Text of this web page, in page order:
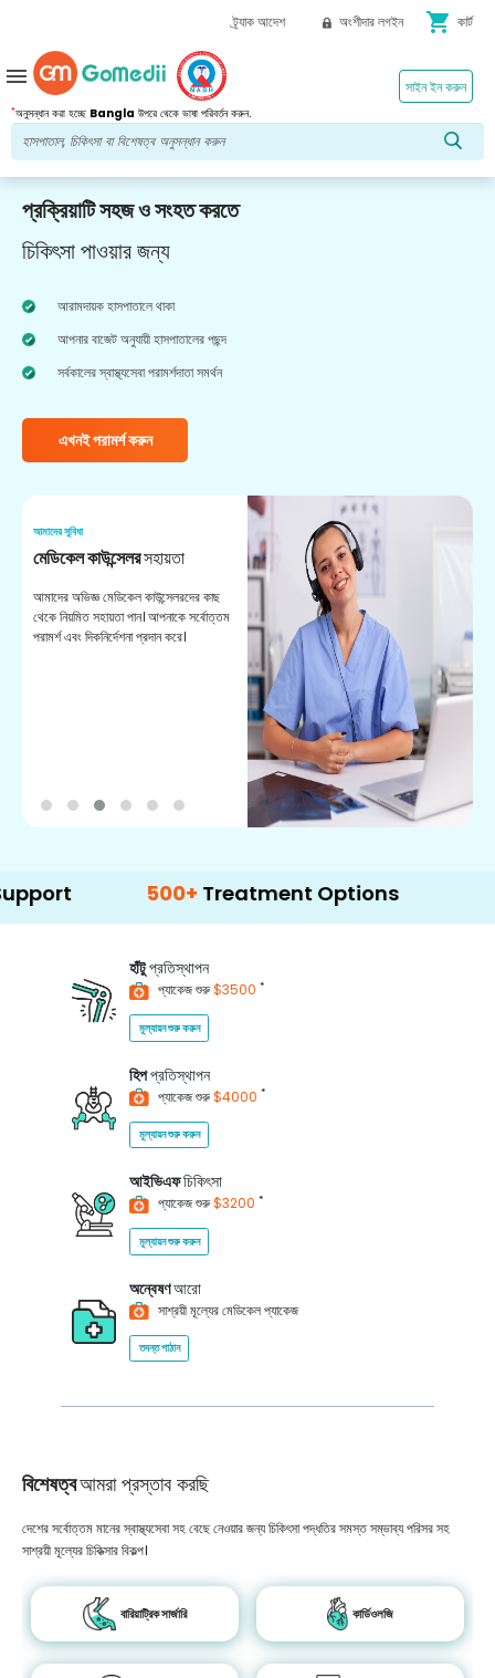
ট্র্যাক আদেশ অংশীদার লগইন shopping_cart কার্ট
*অনুসন্ধান করা হচ্ছে Bangla উপরে থেকে ভাষা পরিবর্তন করুন.
সাইন ইন করুন
menu
প্রক্রিয়াটি সহজ ও সংহত করতে
চিকিৎসা পাওয়ার জন্য
আরামদায়ক হাসপাতালে থাকা
আপনার বাজেট অনুযায়ী হাসপাতালের পছন্দ
সর্বকালের স্বাস্থ্যসেবা পরামর্শদাতা সমর্থন
এখনই পরামর্শ করুন
আমাদের সুবিধা
মেডিকেল কাউন্সেলরসহায়তা
আমাদের অভিজ্ঞ মেডিকেল কাউন্সেলরদের কাছ
থেকে নিয়মিত সহায়তা পান। আপনাকে সর্বোত্তম
পরামর্শ এবং দিকনির্দেশনা প্রদান করে।
500+ Treatment Options
হাঁটুপ্রতিস্থাপন
প্যাকেজ শুরু$3500 *
মূল্যায়ন শুরু করুন
হিপপ্রতিস্থাপন
প্যাকেজ শুরু$4000 *
মূল্যায়ন শুরু করুন
আইভিএফচিকিৎসা
প্যাকেজ শুরু$3200 *
মূল্যায়ন শুরু করুন
অন্বেষণআরো
সাশ্রয়ী মূল্যের মেডিকেল প্যাকেজ
তদন্ত পাঠান
বিশেষত্বআমরা প্রস্তাব করছি
দেশের সর্বোত্তম মানের স্বাস্থ্যসেবা সহ বেছে নেওয়ার জন্য চিকিৎসা পদ্ধতির সমস্ত সম্ভাব্য পরিসর সহ
সাশ্রয়ী মূল্যের চিকিত্সার বিকল্প।
বারিয়াট্রিক সার্জারি কার্ডিওলজি